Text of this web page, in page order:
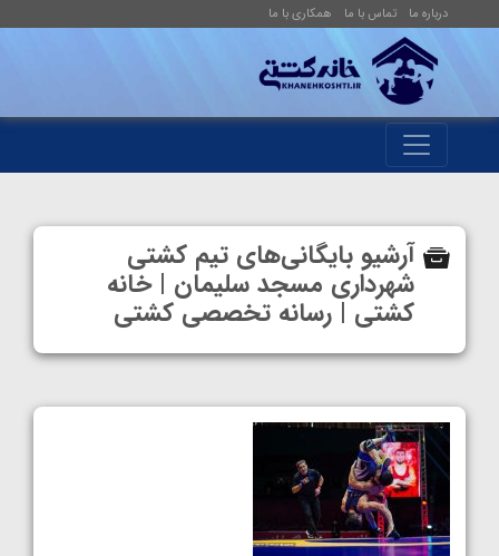
درباره ما تماس با ما همکاری با ما
آرشیو بایگانی‌های تیم کشتی
شهرداری مسجد سلیمان | خانه
کشتی | رسانه تخصصی کشتی